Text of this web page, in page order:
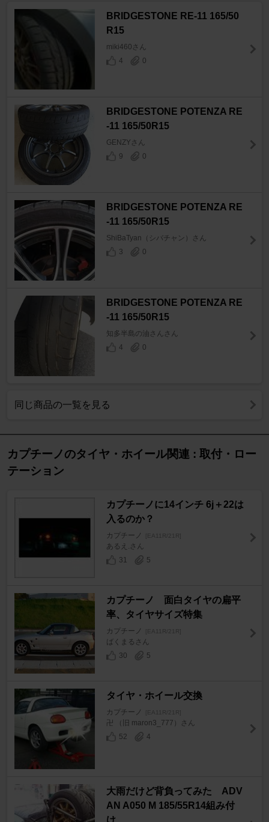
BRIDGESTONE RE-11 165/50
R15
miki460さん
4
0
BRIDGESTONE POTENZA RE
-11 165/50R15
GENZYさん
9
0
BRIDGESTONE POTENZA RE
-11 165/50R15
ShiBaTyan（シバチャン）さん
3
0
BRIDGESTONE POTENZA RE
-11 165/50R15
知多半島の油さんさん
4
0
同じ商品の一覧を見る
カプチーノのタイヤ・ホイール関連 : 取付・ロー
テーション
カプチーノに14インチ 6j＋22は
入るのか？
カプチーノ [EA11R/21R]
あるえ.さん
31
5
カプチーノ 面白タイヤの扁平
率、タイヤサイズ特集
カプチーノ [EA11R/21R]
ばくまるさん
30
5
タイヤ・ホイール交換
カプチーノ [EA11R/21R]
卍 （旧 maron3_777）さん
52
4
大雨だけど背負ってみた ADV
AN A050 M 185/55R14組み付
け